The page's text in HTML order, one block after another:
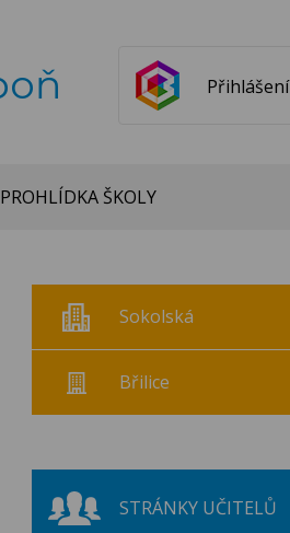
Přihlášení
PROHLÍDKA ŠKOLY
Sokolská
Břilice
STRÁNKY UČITELŮ